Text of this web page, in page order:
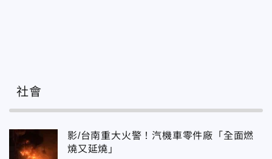
社會
影/台南重大火警！汽機車零件廠「全面燃
燒又延燒」